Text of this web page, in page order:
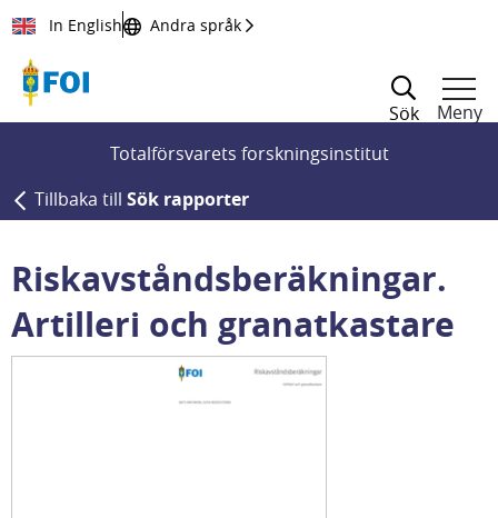
Till innehållet
In English Andra språk
Sök
Meny
Totalförsvarets forskningsinstitut
Tillbaka till Sök rapporter
Riskavståndsberäkningar.
Artilleri och granatkastare